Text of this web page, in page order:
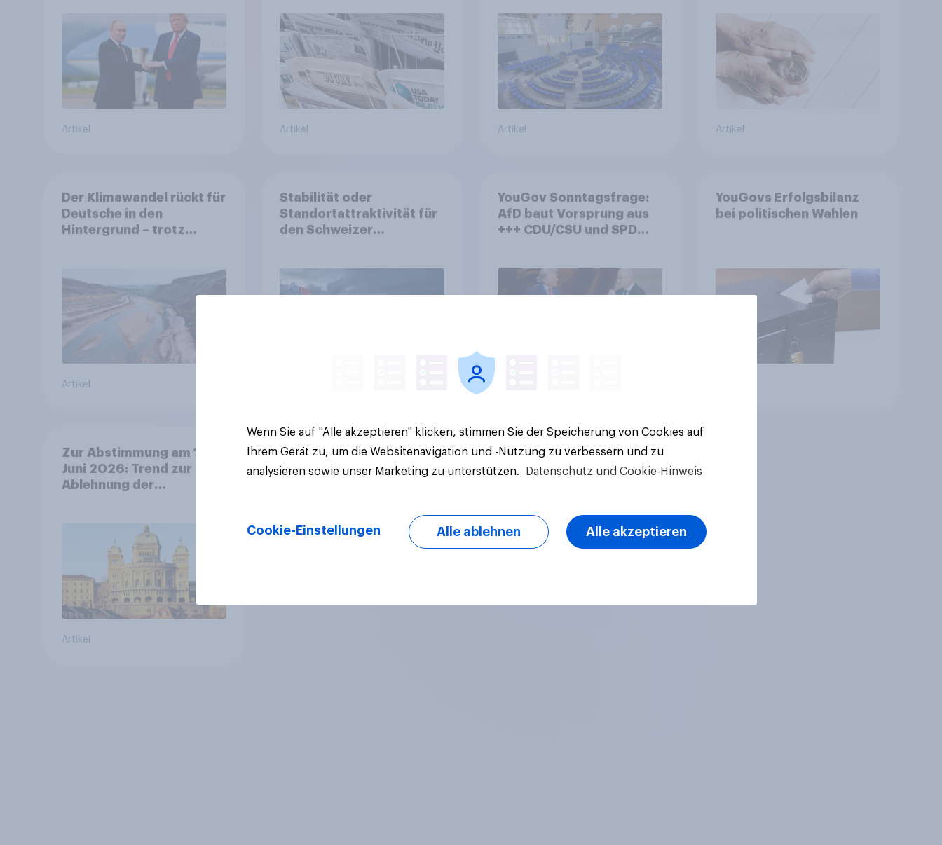
Bedrohungen und
Bündnisse bewerten
Artikel Artikel
Bevölkerung
Artikel
entscheiden über die
Akzeptanz
Artikel
Der Klimawandel rückt für
Deutsche in den
Hintergrund – trotz
Artikel
Stabilität oder
Standortattraktivität für
den Schweizer
Debatte um die
Regulierung von
YouGov Sonntagsfrage:
AfD baut Vorsprung aus
+++ CDU/CSU und SPD
wünschen sich Fußball-
WM ohne Politik
YouGovs Erfolgsbilanz
bei politischen Wahlen
Zur Abstimmung am 14.
Juni 2026: Trend zur
Ablehnung der
für Annahme des
Zivildienstgesetz sinken
Artikel
Wenn Sie auf "Alle akzeptieren" klicken, stimmen Sie der Speicherung von Cookies auf
Ihrem Gerät zu, um die Websitenavigation und -Nutzung zu verbessern und zu
analysieren sowie unser Marketing zu unterstützen.
Datenschutz und Cookie-Hinweis
Cookie-Einstellungen Alle ablehnen Alle akzeptieren